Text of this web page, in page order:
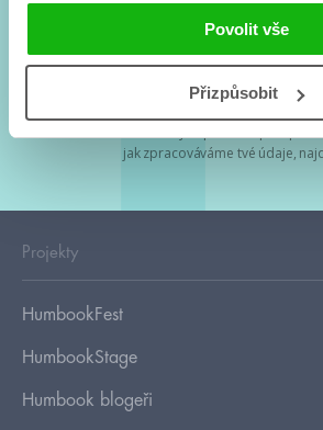
Povolit vše
Přizpůsobit
Tvá e-mailová adresa je u nás v bezpečí.
jak zpracováváme tvé údaje,
Projekty
HumbookFest
HumbookStage
Humbook blogeři